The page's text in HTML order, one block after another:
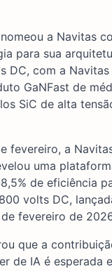
a Navitas
para sua
DC, com a
GaNFast de
SiC de alta
fevereiro, a
uma
de eficiência
volts DC,
fevereiro de
que a
de IA é esperada